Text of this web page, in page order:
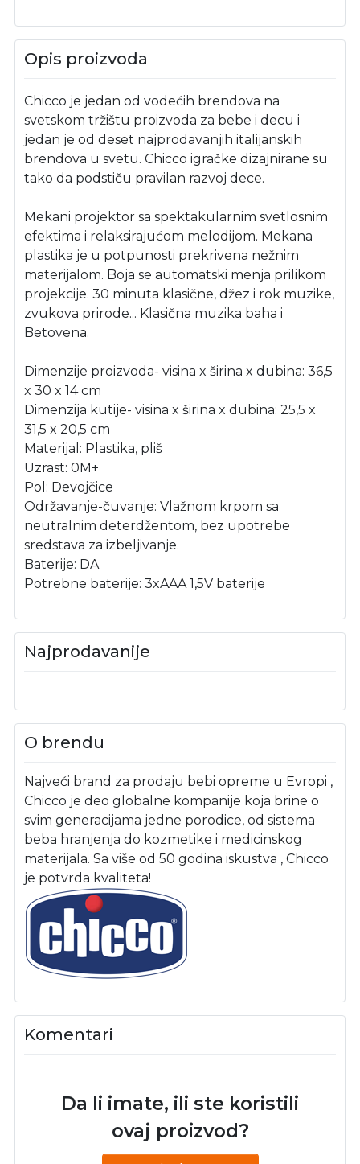
Opis proizvoda
Chicco je jedan od vodećih brendova na
svetskom tržištu proizvoda za bebe i decu i
jedan je od deset najprodavanjih italijanskih
brendova u svetu. Chicco igračke dizajnirane su
tako da podstiču pravilan razvoj dece.
Mekani projektor sa spektakularnim svetlosnim
efektima i relaksirajućom melodijom. Mekana
plastika je u potpunosti prekrivena nežnim
materijalom. Boja se automatski menja prilikom
projekcije. 30 minuta klasične, džez i rok muzike,
zvukova prirode... Klasična muzika baha i
Betovena.
Dimenzije proizvoda- visina x širina x dubina: 36,5
x 30 x 14 cm
Dimenzija kutije- visina x širina x dubina: 25,5 x
31,5 x 20,5 cm
Materijal: Plastika, pliš
Uzrast: 0M+
Pol: Devojčice
Održavanje-čuvanje: Vlažnom krpom sa
neutralnim deterdžentom, bez upotrebe
sredstava za izbeljivanje.
Baterije: DA
Potrebne baterije: 3xAAA 1,5V baterije
Najprodavanije
O brendu
Najveći brand za prodaju bebi opreme u Evropi ,
Chicco je deo globalne kompanije koja brine o
svim generacijama jedne porodice, od sistema
beba hranjenja do kozmetike i medicinskog
materijala. Sa više od 50 godina iskustva , Chicco
je potvrda kvaliteta!
Komentari
Da li imate, ili ste koristili
ovaj proizvod?